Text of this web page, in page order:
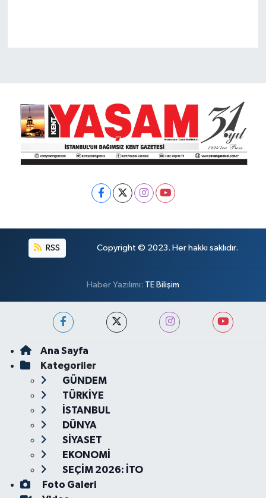
RSS Copyright © 2023. Her hakkı saklıdır.
Haber Yazılımı: TE Bilişim
Ana Sayfa
Kategoriler
GÜNDEM
TÜRKİYE
İSTANBUL
DÜNYA
SİYASET
EKONOMİ
SEÇİM 2026: İTO
Foto Galeri